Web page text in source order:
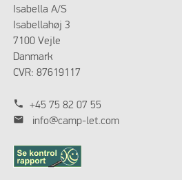
Isabella A/S
Isabellahøj 3
7100 Vejle
Danmark
CVR: 87619117
phone +45 75 82 07 55
mail info@camp-let.com